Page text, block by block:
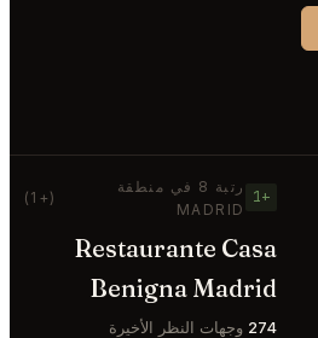
+1
رتبة 8 في منطقة
MADRID
(+1)
Restaurante Casa
Benigna Madrid
274 وجهات النظر الأخيرة